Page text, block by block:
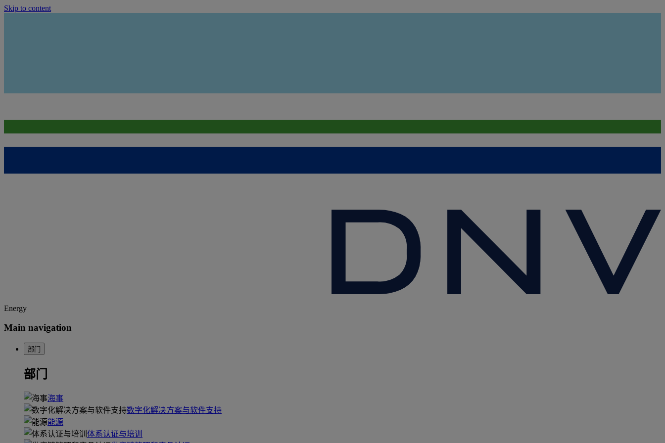
Skip to content
Energy
Main navigation
部门
部门
海事
数字化解决方案与软件支持
能源
体系认证与培训